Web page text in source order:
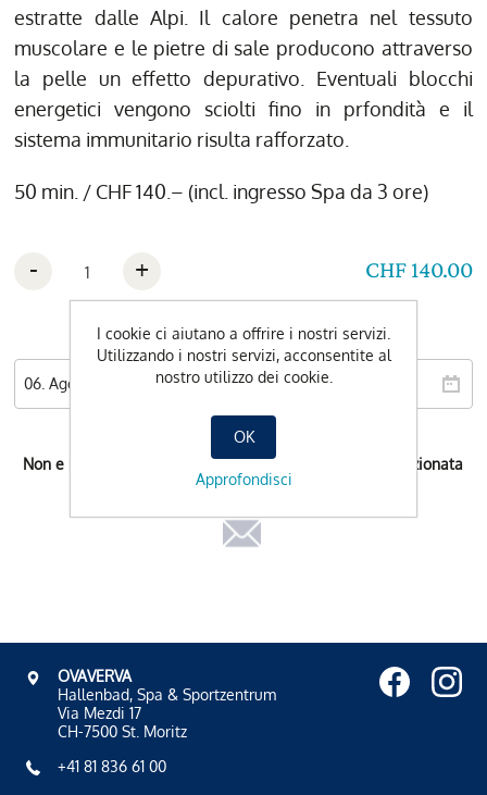
estratte dalle Alpi. Il calore penetra nel tessuto
muscolare e le pietre di sale producono attraverso
la pelle un effetto depurativo. Eventuali blocchi
energetici vengono sciolti fino in prfondità e il
sistema immunitario risulta rafforzato.
50 min. / CHF 140.– (incl. ingresso Spa da 3 ore)
CHF 140.00
- +
Data preferita
Non e possibile l'orario di prenotazione per la data selezionata
OVAVERVA
Hallenbad, Spa & Sportzentrum
Via Mezdi 17
CH-7500 St. Moritz
+41 81 836 61 00
I cookie ci aiutano a offrire i nostri servizi.
Utilizzando i nostri servizi, acconsentite al
nostro utilizzo dei cookie.
OK
Approfondisci